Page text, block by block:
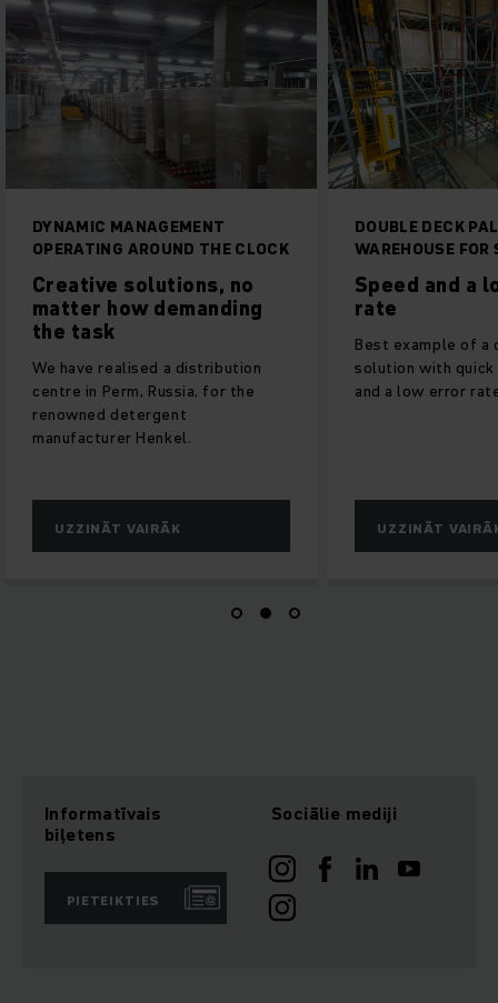
THE CLOCK
no
a distribution
for the
DOUBLE DECK PALLET HIGH BAY
WAREHOUSE FOR SAUER
Speed and a low error
rate
Best example of a cost-effective
solution with quick accessibility
and a low error rate.
Informatīvais
biļetens
PIETEIKTIES
Sociālie mediji